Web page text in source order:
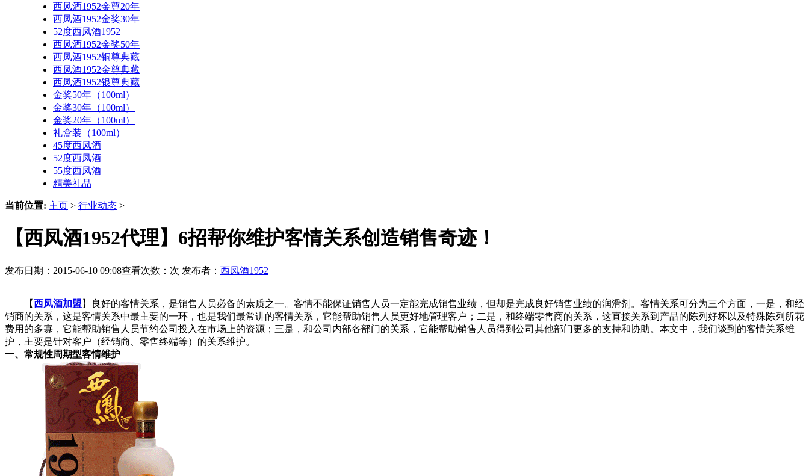
西凤酒1952金尊20年
西凤酒1952金奖30年
52度西凤酒1952
西凤酒1952金奖50年
西凤酒1952铜尊典藏
西凤酒1952金尊典藏
西凤酒1952银尊典藏
金奖50年（100ml）
金奖30年（100ml）
金奖20年（100ml）
礼盒装（100ml）
45度西凤酒
52度西凤酒
55度西凤酒
精美礼品
当前位置: 主页 > 行业动态 >
【西凤酒1952代理】6招帮你维护客情关系创造销售奇迹！
发布日期：2015-06-10 09:08查看次数： 次 发布者： 西凤酒1952
【西凤酒加盟 】良好的客情关系，是销售人员必备的素质之一。客情不能保证销售人员一定能完成销售业绩，但却是完成良好销售业绩的润滑剂。客情关系可分为三个方面，一是，和经
销商的关系，这是客情关系中最主要的一环，也是我们最常讲的客情关系，它能帮助销售人员更好地管理客户；二是，和终端零售商的关系，这直接关系到产品的陈列好坏以及特殊陈列所花
费用的多寡，它能帮助销售人员节约公司投入在市场上的资源；三是，和公司内部各部门的关系，它能帮助销售人员得到公司其他部门更多的支持和协助。本文中，我们谈到的客情关系维
护，主要是针对客户（经销商、零售终端等）的关系维护。
一、常规性周期型客情维护